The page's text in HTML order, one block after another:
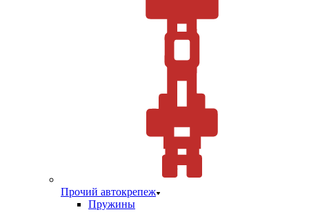
Прочий автокрепеж
Пружины